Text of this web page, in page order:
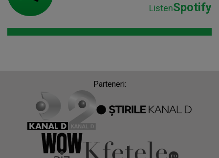
ListenSpotify
Parteneri: